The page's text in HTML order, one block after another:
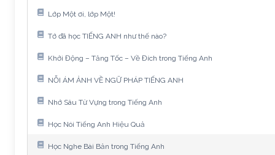
Lớp Một ơi, lớp Một!
Tớ đã học TIẾNG ANH như thế nào?
Khởi Động – Tăng Tốc – Về Đích trong Tiếng Anh
NỖI ÁM ẢNH VỀ NGỮ PHÁP TIẾNG ANH
Nhớ Sâu Từ Vựng trong Tiếng Anh
Học Nói Tiếng Anh Hiệu Quả
Học Nghe Bài Bản trong Tiếng Anh